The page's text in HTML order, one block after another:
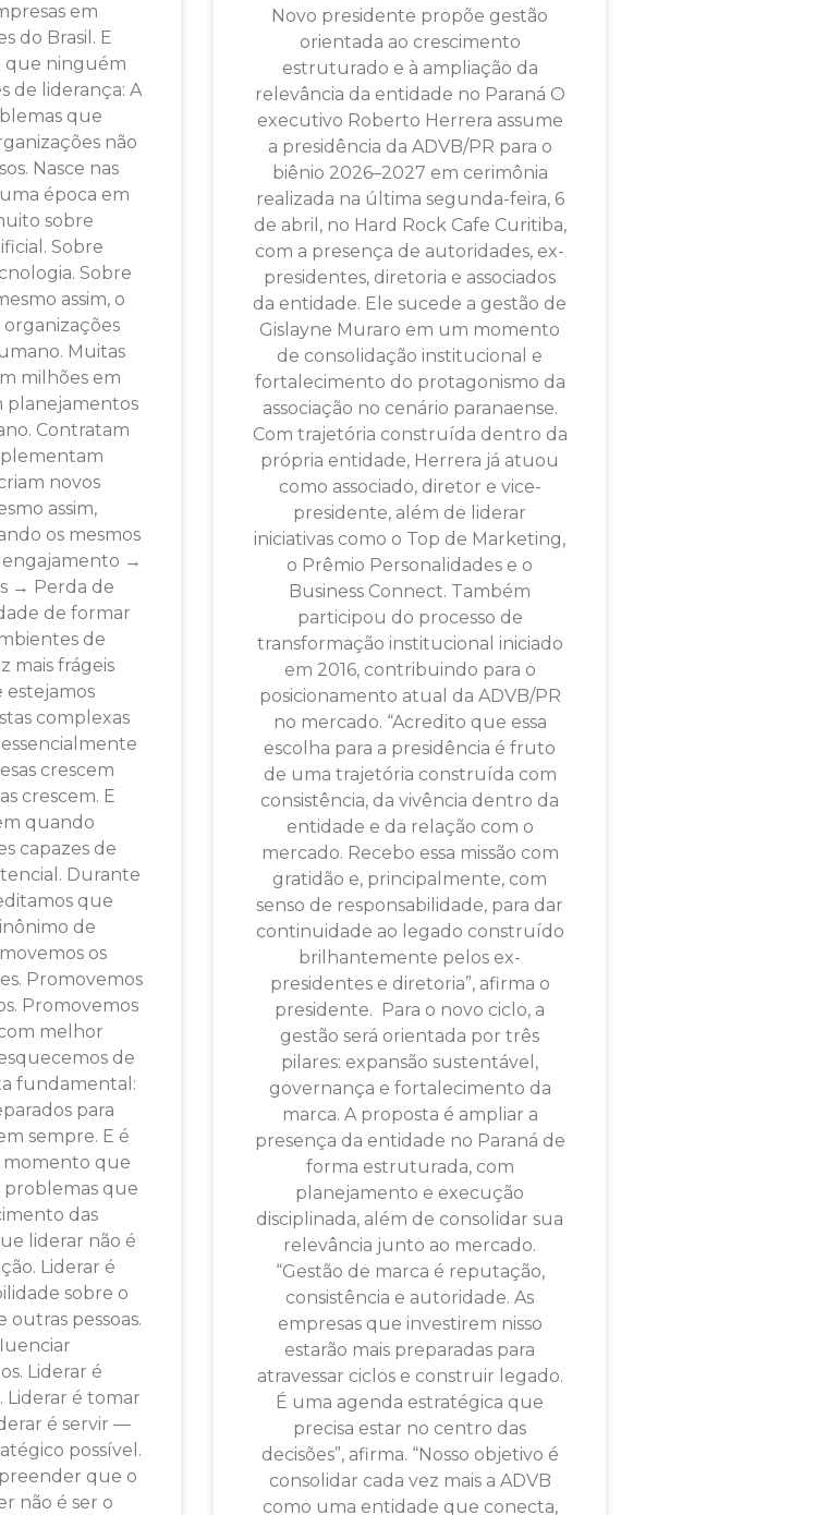
em
do Brasil. E
que ninguém
de liderança: A
que
não
Nasce nas
época em
sobre
Sobre
Sobre
assim, o
organizações
Muitas
milhões em
planejamentos
Contratam
novos
assim,
os mesmos
→
→ Perda de
de formar
de
mais frágeis
estejamos
complexas
crescem
crescem. E
quando
capazes de
Durante
que
de
os
Promovemos
Promovemos
melhor
de
fundamental:
para
sempre. E é
momento que
que
das
liderar não é
Liderar é
sobre o
pessoas.
Liderar é
Liderar é tomar
é servir —
possível.
que o
não é ser o
Novo presidente propõe gestão
orientada ao crescimento
estruturado e à ampliação da
relevância da entidade no Paraná O
executivo Roberto Herrera assume
a presidência da ADVB/PR para o
biênio 2026–2027 em cerimônia
realizada na última segunda-feira, 6
de abril, no Hard Rock Cafe Curitiba,
com a presença de autoridades, ex-
presidentes, diretoria e associados
da entidade. Ele sucede a gestão de
Gislayne Muraro em um momento
de consolidação institucional e
fortalecimento do protagonismo da
associação no cenário paranaense.
Com trajetória construída dentro da
própria entidade, Herrera já atuou
como associado, diretor e vice-
presidente, além de liderar
iniciativas como o Top de Marketing,
o Prêmio Personalidades e o
Business Connect. Também
participou do processo de
transformação institucional iniciado
em 2016, contribuindo para o
posicionamento atual da ADVB/PR
no mercado. “Acredito que essa
escolha para a presidência é fruto
de uma trajetória construída com
consistência, da vivência dentro da
entidade e da relação com o
mercado. Recebo essa missão com
gratidão e, principalmente, com
senso de responsabilidade, para dar
continuidade ao legado construído
brilhantemente pelos ex-
presidentes e diretoria”, afirma o
presidente. Para o novo ciclo, a
gestão será orientada por três
pilares: expansão sustentável,
governança e fortalecimento da
marca. A proposta é ampliar a
presença da entidade no Paraná de
forma estruturada, com
planejamento e execução
disciplinada, além de consolidar sua
relevância junto ao mercado.
“Gestão de marca é reputação,
consistência e autoridade. As
empresas que investirem nisso
estarão mais preparadas para
atravessar ciclos e construir legado.
É uma agenda estratégica que
precisa estar no centro das
decisões”, afirma. “Nosso objetivo é
consolidar cada vez mais a ADVB
como uma entidade que conecta,